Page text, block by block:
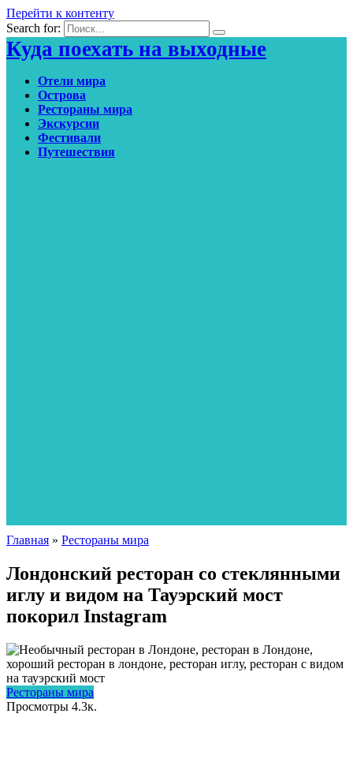
Перейти к контенту
Search for:
Куда поехать на выходные
Отели мира
Острова
Рестораны мира
Экскурсии
Фестивали
Путешествия
Главная » Рестораны мира
Лондонский ресторан со стеклянными
иглу и видом на Тауэрский мост
покорил Instagram
Рестораны мира
Просмотры 4.3к.